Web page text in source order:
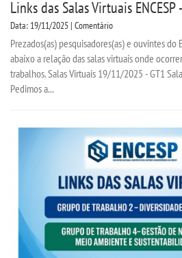
Links das Salas Virtuais
Data: 19/11/2025 | Comentário
Prezados(as) pesquisadores(as) e ouvintes do
abaixo a relação das salas virtuais onde
trabalhos. Salas Virtuais 19/11/2025 - GT1
Pedimos a...